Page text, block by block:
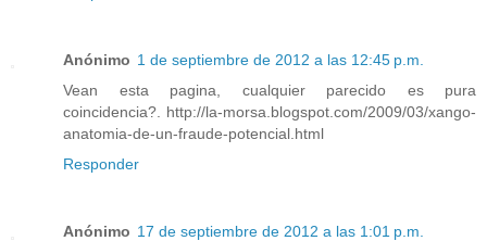
Anónimo 1 de septiembre de 2012 a las 12:45 p.m.
Vean esta pagina, cualquier parecido es pura
coincidencia?. http://la-morsa.blogspot.com/2009/03/xango-
anatomia-de-un-fraude-potencial.html
Responder
Anónimo 17 de septiembre de 2012 a las 1:01 p.m.